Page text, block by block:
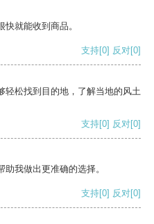
就能收到商品。
支持[0] 反对[0]
轻松找到目的地，了解当地的风土
支持[0] 反对[0]
我做出更准确的选择。
支持[0] 反对[0]